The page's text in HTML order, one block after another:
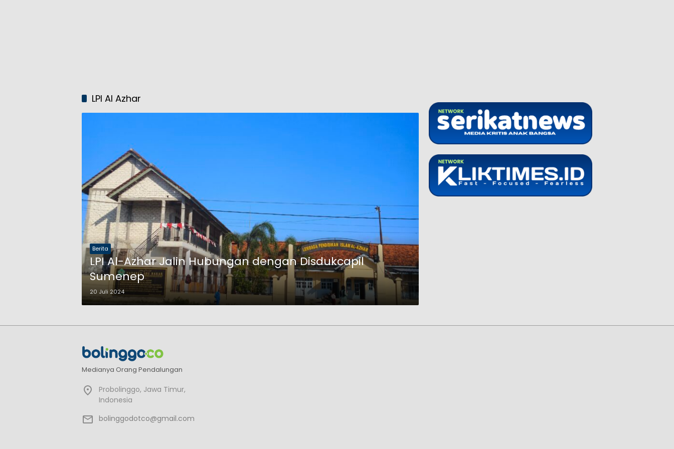
LPI Al Azhar
Berita
LPI Al-Azhar Jalin Hubungan dengan Disdukcapil
Sumenep
20 Juli 2024
Medianya Orang Pendalungan
Probolinggo, Jawa Timur,
Indonesia
bolinggodotco@gmail.com